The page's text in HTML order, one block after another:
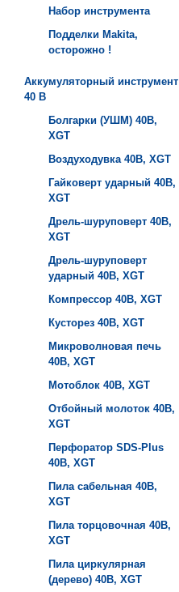
Набор инструмента
Подделки Makita,
осторожно !
Аккумуляторный инструмент
40 B
Болгарки (УШМ) 40B,
XGT
Воздуходувка 40B, XGT
Гайковерт ударный 40B,
XGT
Дрель-шуруповерт 40B,
XGT
Дрель-шуруповерт
ударный 40B, XGT
Компрессор 40B, XGT
Кусторез 40B, XGT
Микроволновая печь
40B, XGT
Мотоблок 40B, XGT
Отбойный молоток 40B,
XGT
Перфоратор SDS-Plus
40B, XGT
Пила сабельная 40B,
XGT
Пила торцовочная 40B,
XGT
Пила циркулярная
(дерево) 40B, XGT